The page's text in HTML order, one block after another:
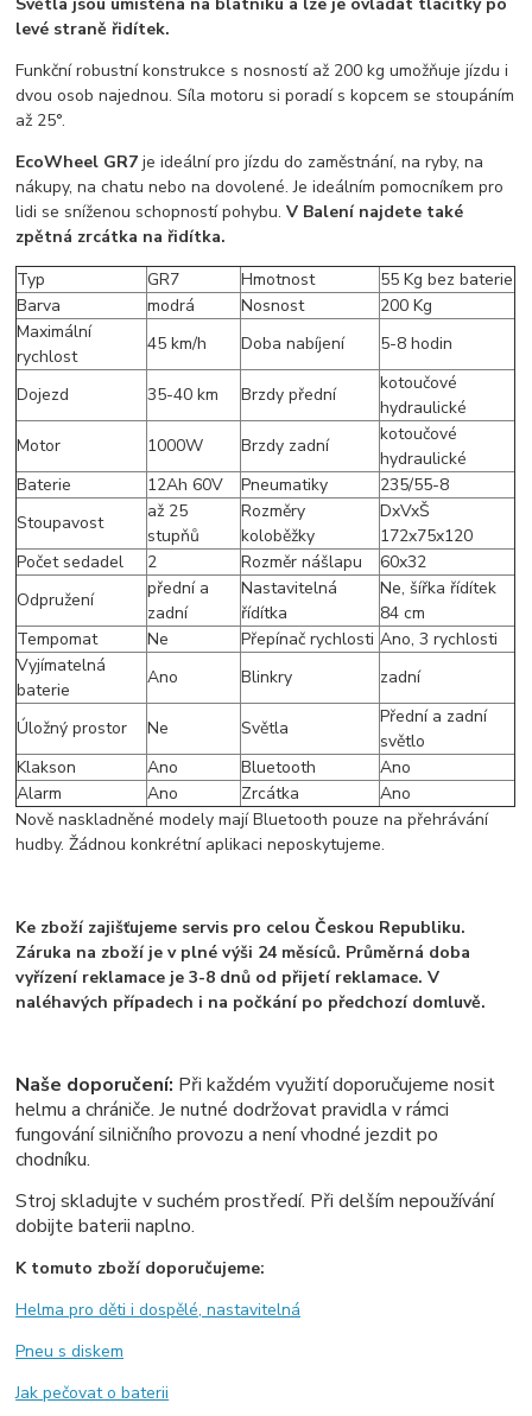
levé straně řidítek.
Funkční robustní konstrukce s nosností až 200 kg umožňuje jízdu i
dvou osob najednou. Síla motoru si poradí s kopcem se stoupáním
až 25°.
EcoWheel GR7je ideální pro jízdu do zaměstnání, na ryby, na
nákupy, na chatu nebo na dovolené. Je ideálním pomocníkem pro
lidi se sníženou schopností pohybu.V Balení najdete také
zpětná zrcátka na řidítka.
Typ
GR7 Hmotnost
55 Kg bez baterie
Barva
modrá Nosnost
200 Kg
Maximální
rychlost
45 km/h Doba nabíjení 5-8 hodin
Dojezd 35-40 km Brzdy přední
kotoučové
hydraulické
Motor
1000W Brzdy zadní
kotoučové
hydraulické
Baterie
12Ah 60V Pneumatiky
235/55-8
Stoupavost
až 25
stupňů
Rozměry
koloběžky
DxVxŠ
172x75x120
Počet sedadel
2 Rozměr nášlapu
60x32
Odpružení
přední a
zadní
Nastavitelná
řídítka
Ne, šířka řídítek
84 cm
Tempomat
Ne Přepínač rychlosti Ano, 3 rychlosti
Vyjímatelná
baterie
Ano Blinkry zadní
Úložný prostor Ne Světla
Přední a zadní
světlo
Klakson
Ano Bluetooth
Ano
Alarm
Ano Zrcátka
Ano
Nově naskladněné modely mají Bluetooth pouze na přehrávání
hudby. Žádnou konkrétní aplikaci neposkytujeme.
Ke zboží zajišťujeme servis pro celou Českou Republiku.
Záruka na zboží je v plné výši 24 měsíců. Průměrná doba
vyřízení reklamace je 3-8 dnů od přijetí reklamace. V
naléhavých případech i na počkání po předchozí domluvě.
Naše doporučení: Při každém využití doporučujeme nosit
helmu a chrániče. Je nutné dodržovat pravidla v rámci
fungování silničního provozu a není vhodné jezdit po
chodníku.
Stroj skladujte v suchém prostředí. Při delším nepoužívání
dobijte baterii naplno.
K tomuto zboží doporučujeme:
Helma pro děti i dospělé, nastavitelná
Pneu s diskem
Jak pečovat o baterii